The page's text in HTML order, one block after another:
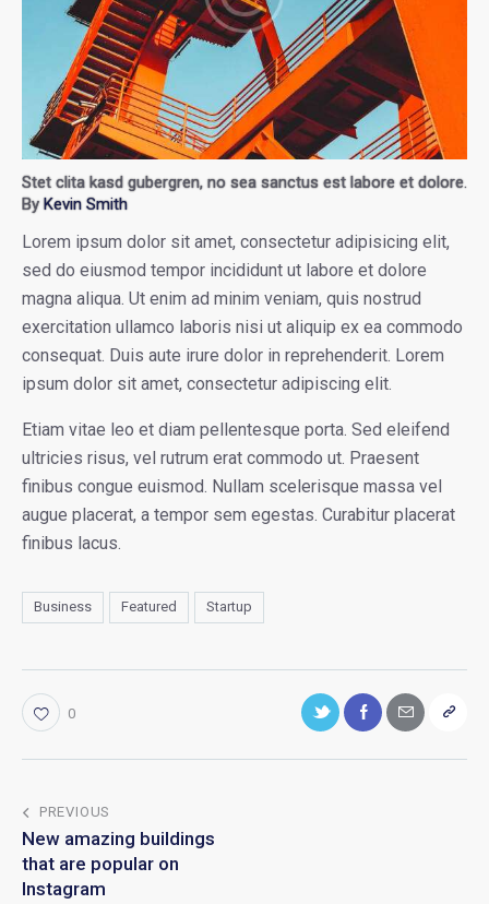
Stet clita kasd gubergren, no sea sanctus est labore et dolore.
By Kevin Smith
Lorem ipsum dolor sit amet, consectetur adipisicing elit,
sed do eiusmod tempor incididunt ut labore et dolore
magna aliqua. Ut enim ad minim veniam, quis nostrud
exercitation ullamco laboris nisi ut aliquip ex ea commodo
consequat. Duis aute irure dolor in reprehenderit. Lorem
ipsum dolor sit amet, consectetur adipiscing elit.
Etiam vitae leo et diam pellentesque porta. Sed eleifend
ultricies risus, vel rutrum erat commodo ut. Praesent
finibus congue euismod. Nullam scelerisque massa vel
augue placerat, a tempor sem egestas. Curabitur placerat
finibus lacus.
Business Featured Startup
0
PREVIOUS
New amazing buildings
that are popular on
Instagram